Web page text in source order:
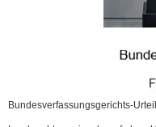
Bundesverfassungsgerichts-